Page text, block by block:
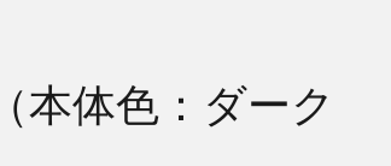
本体色：ダーク